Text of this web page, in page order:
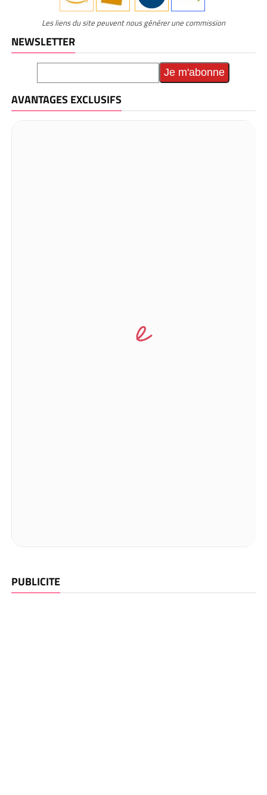
Les liens du site peuvent nous générer une commission
NEWSLETTER
AVANTAGES EXCLUSIFS
PUBLICITE